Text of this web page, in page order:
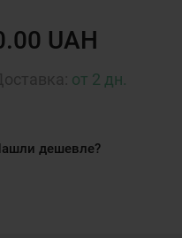
UAH
от 2 дн.
дешевле?